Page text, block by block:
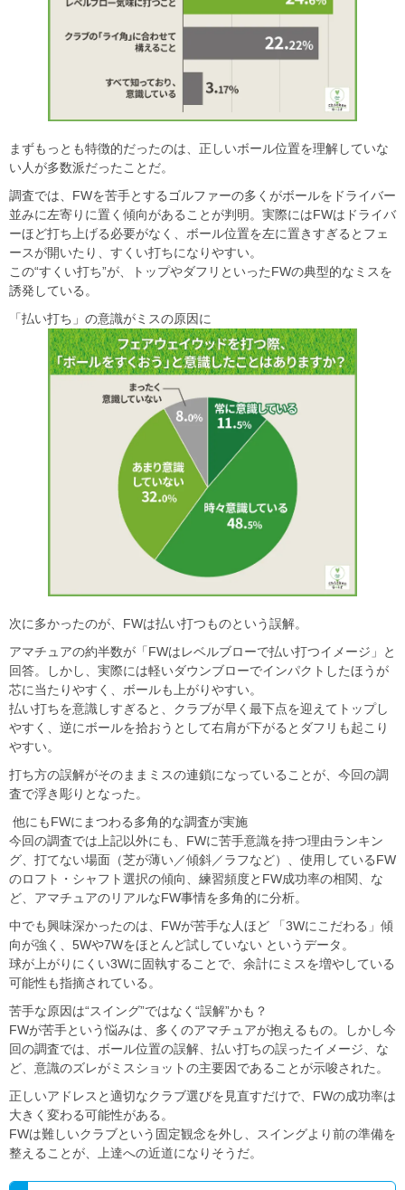
まずもっとも特徴的だったのは、正しいボール位置を理解していな
い人が多数派だったことだ。
調査では、FWを苦手とするゴルファーの多くがボールをドライバー
並みに左寄りに置く傾向があることが判明。実際にはFWはドライバ
ーほど打ち上げる必要がなく、ボール位置を左に置きすぎるとフェ
ースが開いたり、すくい打ちになりやすい。
この“すくい打ち”が、トップやダフリといったFWの典型的なミスを
誘発している。
「払い打ち」の意識がミスの原因に
次に多かったのが、FWは払い打つものという誤解。
アマチュアの約半数が「FWはレベルブローで払い打つイメージ」と
回答。しかし、実際には軽いダウンブローでインパクトしたほうが
芯に当たりやすく、ボールも上がりやすい。
払い打ちを意識しすぎると、クラブが早く最下点を迎えてトップし
やすく、逆にボールを拾おうとして右肩が下がるとダフリも起こり
やすい。
打ち方の誤解がそのままミスの連鎖になっていることが、今回の調
査で浮き彫りとなった。
他にもFWにまつわる多角的な調査が実施
今回の調査では上記以外にも、FWに苦手意識を持つ理由ランキン
グ、打てない場面（芝が薄い／傾斜／ラフなど）、使用しているFW
のロフト・シャフト選択の傾向、練習頻度とFW成功率の相関、な
ど、アマチュアのリアルなFW事情を多角的に分析。
中でも興味深かったのは、FWが苦手な人ほど 「3Wにこだわる」傾
向が強く、5Wや7Wをほとんど試していない というデータ。
球が上がりにくい3Wに固執することで、余計にミスを増やしている
可能性も指摘されている。
苦手な原因は“スイング”ではなく“誤解”かも？
FWが苦手という悩みは、多くのアマチュアが抱えるもの。しかし今
回の調査では、ボール位置の誤解、払い打ちの誤ったイメージ、な
ど、意識のズレがミスショットの主要因であることが示唆された。
正しいアドレスと適切なクラブ選びを見直すだけで、FWの成功率は
大きく変わる可能性がある。
FWは難しいクラブという固定観念を外し、スイングより前の準備を
整えることが、上達への近道になりそうだ。